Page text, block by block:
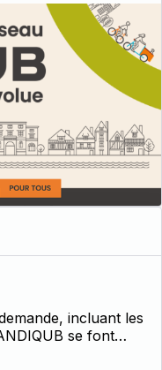
incluant les
se font